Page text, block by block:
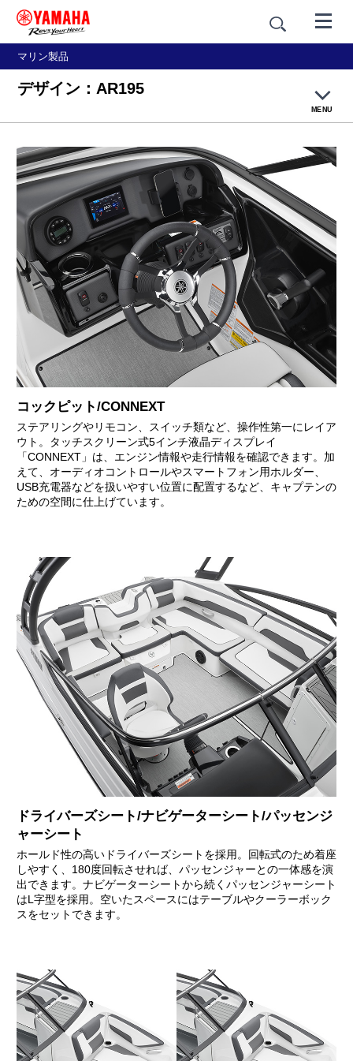
マリン製品
デザイン：AR195
MENU
製品概要
デザイン
テクノロジー
主要諸元・価格例
コックピット/CONNEXT
ステアリングやリモコン、スイッチ類など、操作性第一にレイア
ウト。タッチスクリーン式5インチ液晶ディスプレイ
「CONNEXT」は、エンジン情報や走行情報を確認できます。加
えて、オーディオコントロールやスマートフォン用ホルダー、
USB充電器などを扱いやすい位置に配置するなど、キャプテンの
ための空間に仕上げています。
ドライバーズシート/ナビゲーターシート/パッセンジ
ャーシート
ホールド性の高いドライバーズシートを採用。回転式のため着座
しやすく、180度回転させれば、パッセンジャーとの一体感を演
出できます。ナビゲーターシートから続くパッセンジャーシート
はL字型を採用。空いたスペースにはテーブルやクーラーボック
スをセットできます。